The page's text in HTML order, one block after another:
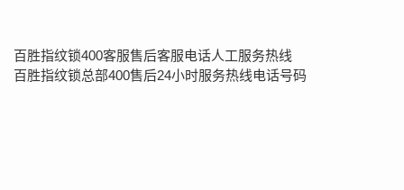
百胜指纹锁400客服售后客服电话人工服务热线
百胜指纹锁总部400售后24小时服务热线电话号码